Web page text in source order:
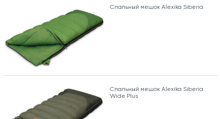
Спальный мешок Alexika Siberia
Спальный мешок Alexika Siberia
Wide Plus